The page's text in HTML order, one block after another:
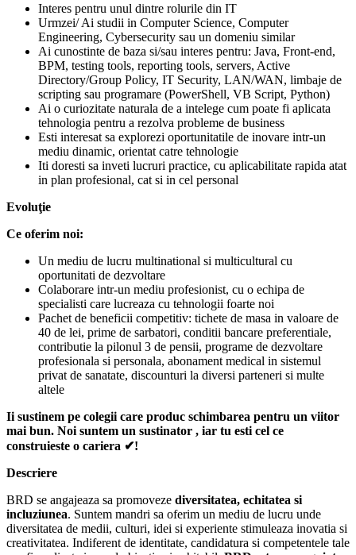
Interes pentru unul dintre rolurile din IT
Urmzei/ Ai studii in Computer Science, Computer
Engineering, Cybersecurity sau un domeniu similar
Ai cunostinte de baza si/sau interes pentru: Java, Front-end,
BPM, testing tools, reporting tools, servers, Active
Directory/Group Policy, IT Security, LAN/WAN, limbaje de
scripting sau programare (PowerShell, VB Script, Python)
Ai o curiozitate naturala de a intelege cum poate fi aplicata
tehnologia pentru a rezolva probleme de business
Esti interesat sa explorezi oportunitatile de inovare intr-un
mediu dinamic, orientat catre tehnologie
Iti doresti sa inveti lucruri practice, cu aplicabilitate rapida atat
in plan profesional, cat si in cel personal
Evoluţie
Ce oferim noi:
Un mediu de lucru multinational si multicultural cu
oportunitati de dezvoltare
Colaborare intr-un mediu profesionist, cu o echipa de
specialisti care lucreaza cu tehnologii foarte noi
Pachet de beneficii competitiv: tichete de masa in valoare de
40 de lei, prime de sarbatori, conditii bancare preferentiale,
contributie la pilonul 3 de pensii, programe de dezvoltare
profesionala si personala, abonament medical in sistemul
privat de sanatate, discounturi la diversi parteneri si multe
altele
Ii sustinem pe colegii care produc schimbarea pentru un viitor
mai bun. Noi suntem un sustinator , iar tu esti cel ce
construieste o cariera ✔!
Descriere
BRD se angajeaza sa promoveze diversitatea, echitatea si
incluziunea. Suntem mandri sa oferim un mediu de lucru unde
diversitatea de medii, culturi, idei si experiente stimuleaza inovatia si
creativitatea. Indiferent de identitate, candidatura si competentele tale